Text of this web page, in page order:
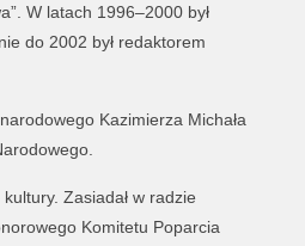
W latach 1996–2000 był
do 2002 był redaktorem
Kazimierza Michała
Zasiadał w radzie
Komitetu Poparcia